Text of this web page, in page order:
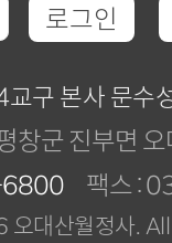
로그인
구 본사 문수
창군 진부면
팩스 :
대산월정사.